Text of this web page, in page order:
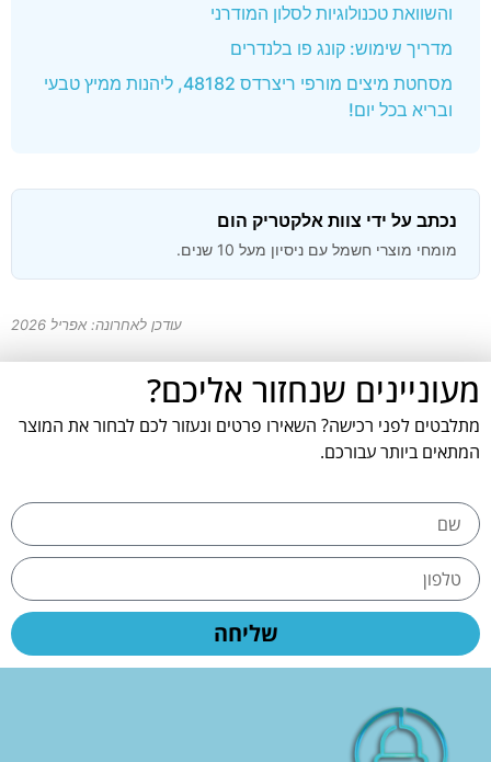
והשוואת טכנולוגיות לסלון המודרני
מדריך שימוש: קונג פו בלנדרים
מסחטת מיצים מורפי ריצרדס 48182, ליהנות ממיץ טבעי
ובריא בכל יום!
נכתב על ידי צוות אלקטריק הום
מומחי מוצרי חשמל עם ניסיון מעל 10 שנים.
עודכן לאחרונה: אפריל 2026
מעוניינים שנחזור אליכם?
מתלבטים לפני רכישה? השאירו פרטים ונעזור לכם לבחור את המוצר
המתאים ביותר עבורכם.
שליחה